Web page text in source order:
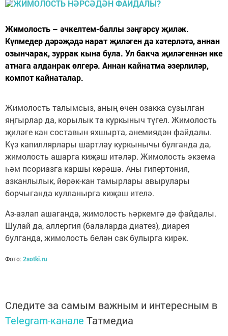
Жимолость – әчкелтем-баллы зәңгәрсу җиләк.
Күпмедер дәрәҗәдә нарат җиләген дә хәтерләтә, аннан
озынчарак, зуррак кына була. Ул бакча җиләгеннән ике
атнага алданрак өлгерә. Аннан кайнатма әзерлиләр,
компот кайнаталар.
Жимолость талымсыз, аның өчен озакка сузылган
яңгырлар да, корылык та куркыныч түгел. Жимолость
җиләге кан составын яхшырта, анемиядән файдалы.
Күз капиллярлары шартлау куркынычы булганда да,
жимолость ашарга киҗәш итәләр. Жимолость экзема
һәм псориазга каршы көрәшә. Аны гипертония,
азканлылык, йөрәк-кан тамырлары авырулары
борчыганда кулланырга киҗәш ителә.
Аз-азлап ашаганда, жимолость һәркемгә дә файдалы.
Шулай да, аллергия (балаларда диатез), диарея
булганда, жимолость белән сак булырга кирәк.
Фото: 2sotki.ru
Следите за самым важным и интересным в
Telegram-канале Татмедиа